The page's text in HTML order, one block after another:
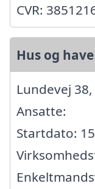
CVR:
Hus og
Lundevej
Ansatte:
Startdato: